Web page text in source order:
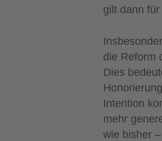
gilt dann
die Reform
Dies
Intention
mehr
wie bisher